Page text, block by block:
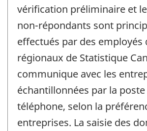
vérification préliminaire et
non-répondants sont
effectués par des employés
régionaux de Statistique
communique avec les
échantillonnées par la
téléphone, selon la
entreprises. La saisie des